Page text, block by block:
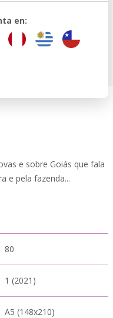
en:
e sobre Goiás que fala
e pela fazenda...
80
1 (2021)
A5 (148x210)